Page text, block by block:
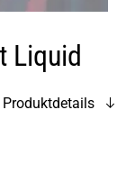
Liquid
Produktdetails